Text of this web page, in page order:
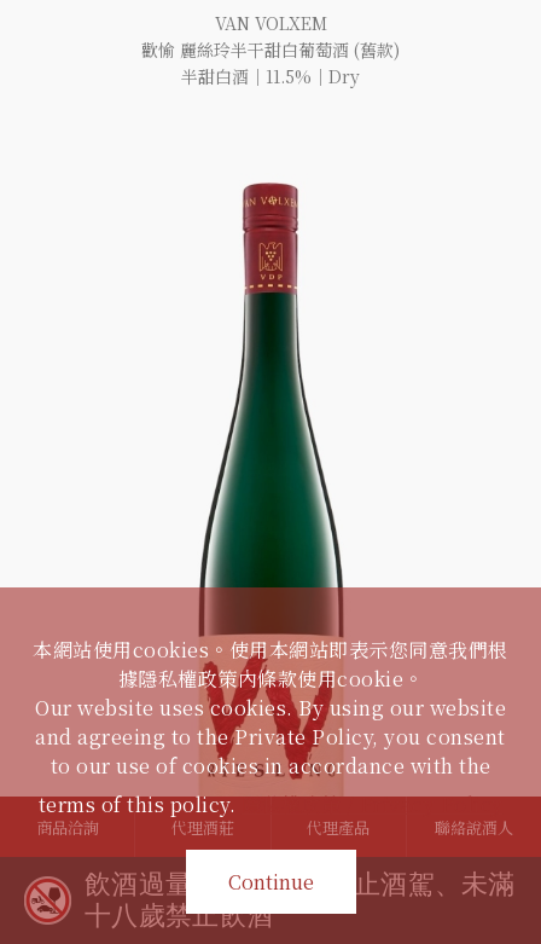
VAN VOLXEM
歡愉 麗絲玲半干甜白葡萄酒 (舊款)
半甜白酒｜11.5%｜Dry
Riesling VV
飲酒過量有礙健康、禁止酒駕、未滿
十八歲禁止飲酒
本網站使用cookies。使用本網站即表示您同意我們根
據隱私權政策內條款使用cookie。
Our website uses cookies. By using our website
and agreeing to the Private Policy, you consent
to our use of cookies in accordance with the
terms of this policy.隱私權政策 / Privacy Policy
Continue
商品洽詢 代理酒莊 代理產品 聯絡說酒人